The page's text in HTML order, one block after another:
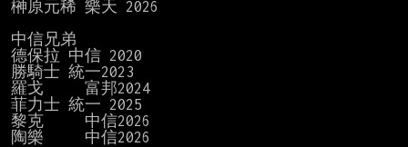
榊原元稀 樂天 2026
中信兄弟
德保拉 中信 2020
勝騎士 統一2023
羅戈     富邦2024
菲力士 統一 2025
黎克     中信2026
陶樂     中信2026